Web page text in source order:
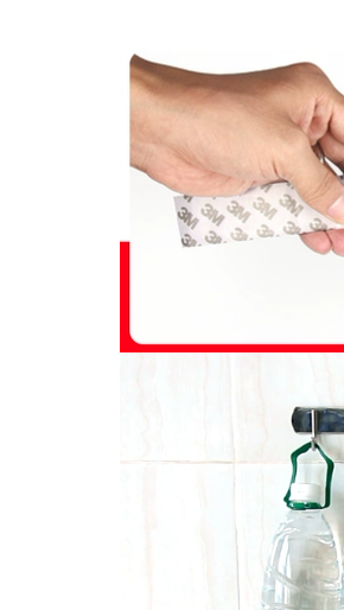
mà không để lại dấu
vết của độ nhớt cao
dán cố định trên
nhiệt độ cao nano
băng không thấm
bụi Bumper khoảng
Miller lẻ bếp bồn
toilet góc dải dòng
dấu vị
xác
băng
vàng
viễn,
màu
xanh
trong
năm
băng
lý
Miller
của vụ
đệm
đứng
băng
PET
hai
mẽ
trong
hai
kết
rộng